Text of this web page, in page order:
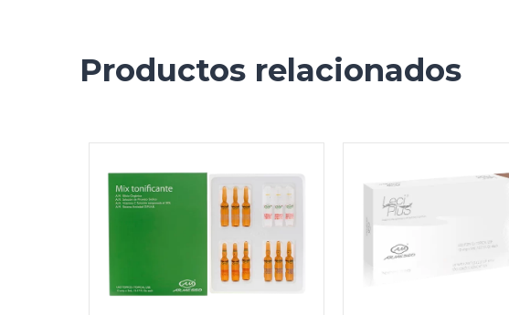
Productos relacionados